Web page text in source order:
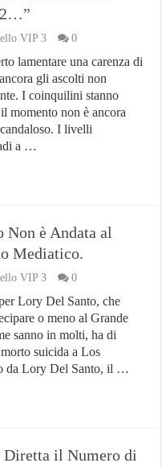
2…”
VIP 3 0
lamentare una carenza di
gli ascolti non
I coinquilini stanno
momento non è ancora
I livelli
a …
Non è Andata al
Mediatico.
VIP 3 0
Lory Del Santo, che
o meno al Grande
sanno in molti, ha di
suicida a Los
da Lory Del Santo, il …
Diretta il Numero di